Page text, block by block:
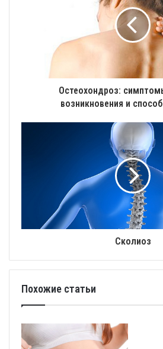
Остеохондроз:
возникновения и
Сколиоз
Похожие статьи